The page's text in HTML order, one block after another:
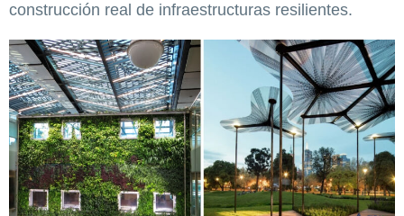
construcción real de infraestructuras resilientes.